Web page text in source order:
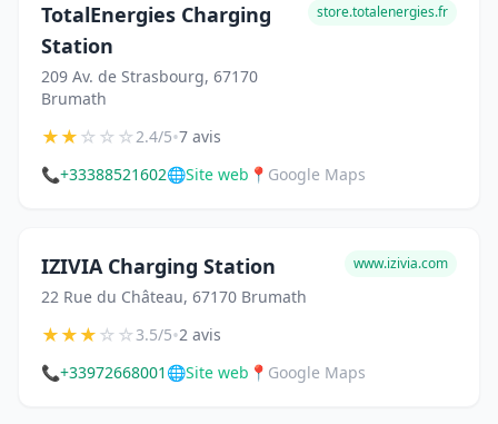
TotalEnergies Charging
Station
209 Av. de Strasbourg, 67170
Brumath
store.totalenergies.fr
★★☆☆☆2.4/5•7 avis
📞+33388521602🌐Site web 📍 Google Maps
IZIVIA Charging Station
22 Rue du Château, 67170 Brumath
www.izivia.com
★★★☆☆3.5/5•2 avis
📞+33972668001 🌐Site web 📍 Google Maps